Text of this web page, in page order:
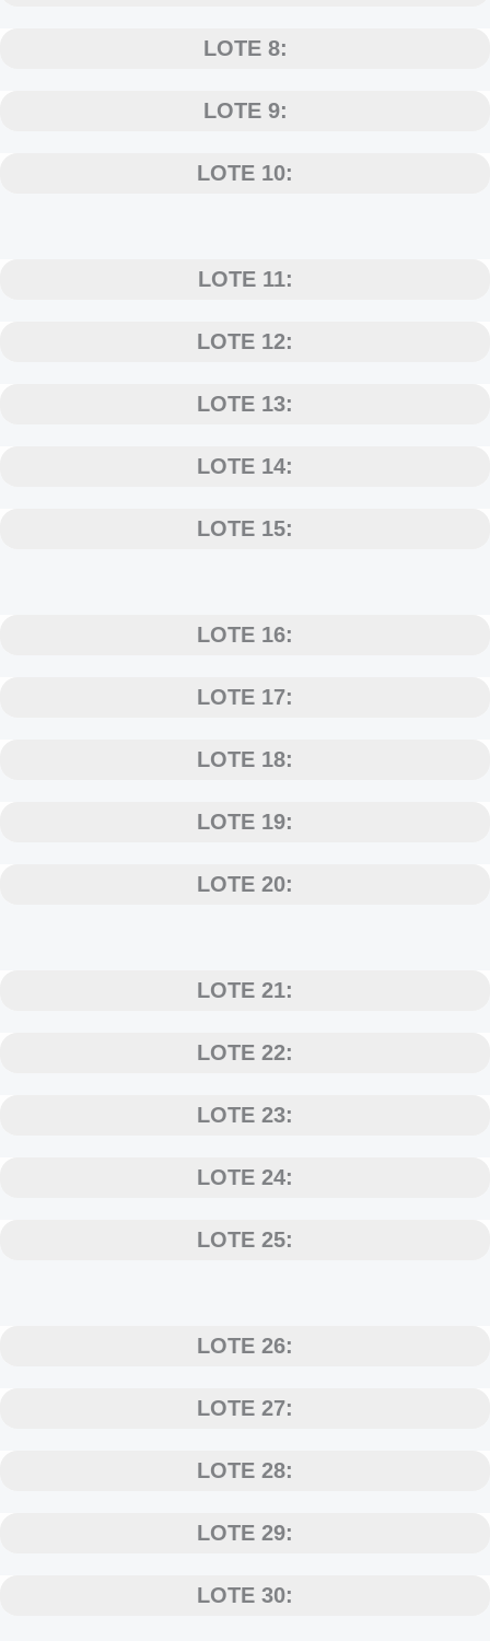
LOTE 8:
LOTE 9:
LOTE 10:
LOTE 11:
LOTE 12:
LOTE 13:
LOTE 14:
LOTE 15:
LOTE 16:
LOTE 17:
LOTE 18:
LOTE 19:
LOTE 20:
LOTE 21:
LOTE 22:
LOTE 23:
LOTE 24:
LOTE 25:
LOTE 26:
LOTE 27:
LOTE 28:
LOTE 29:
LOTE 30: